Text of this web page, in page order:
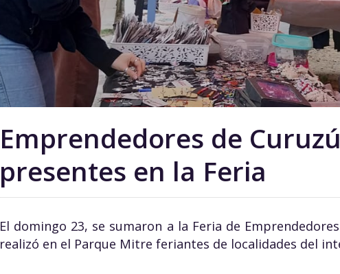
Emprendedores de
presentes en la Feria
El domingo 23, se sumaron a la Feria de
realizó en el Parque Mitre feriantes de localidades del